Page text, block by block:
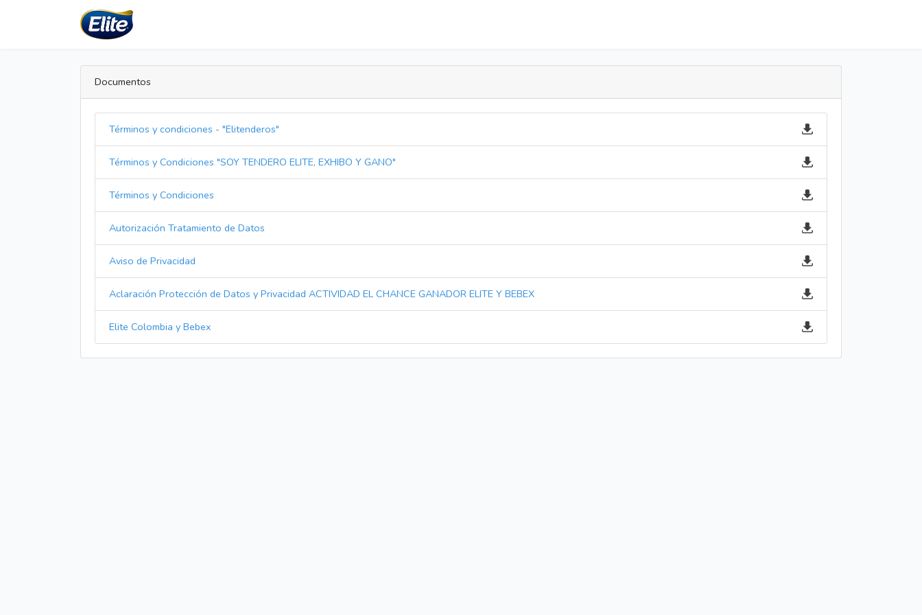
Documentos
Términos y condiciones - "Elitenderos"
Términos y Condiciones "SOY TENDERO ELITE, EXHIBO Y GANO"
Términos y Condiciones
Autorización Tratamiento de Datos
Aviso de Privacidad
Aclaración Protección de Datos y Privacidad ACTIVIDAD EL CHANCE GANADOR ELITE Y BEBEX
Elite Colombia y Bebex